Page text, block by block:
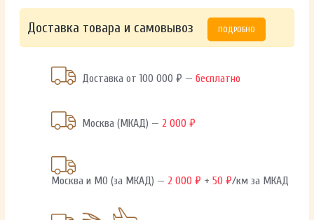
Доставка товара и самовывоз ПОДРОБНО
Доставка от 100 000 ₽ —бесплатно
Москва (МКАД) — 2 000 ₽
Москва и МО (за МКАД) — 2 000 ₽ +50 ₽/км за МКАД